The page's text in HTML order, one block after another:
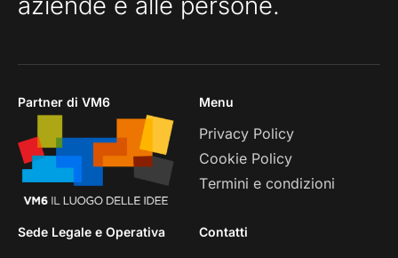
Partner di VM6 Menu
Privacy Policy
Cookie Policy
Termini e condizioni
Sede Legale e Operativa Contatti